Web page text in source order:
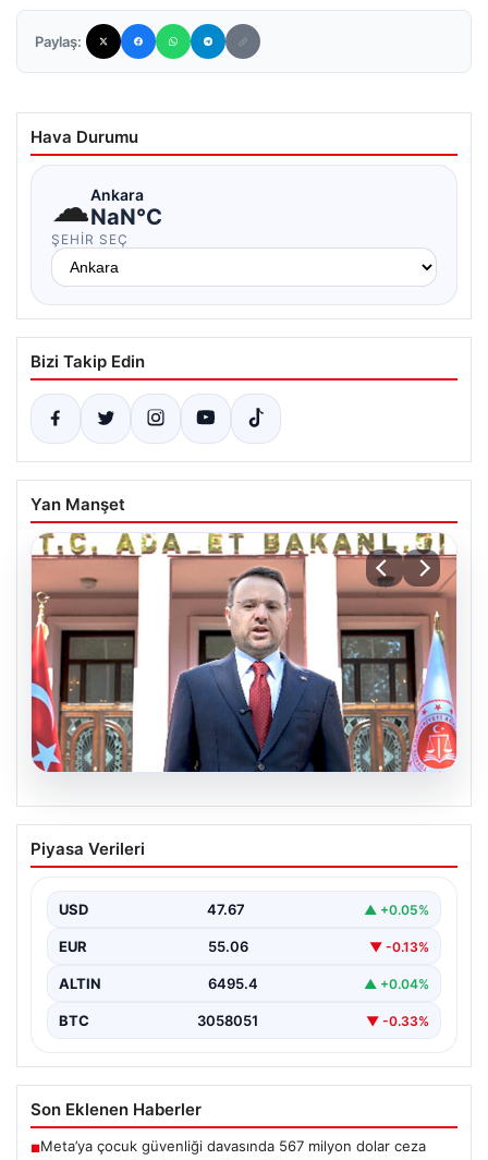
Paylaş:
Hava Durumu
☁Ankara
NaN°C
ŞEHIR SEÇ
Bizi Takip Edin
Yan Manşet
06.08.2026
Bakan Gürlek’ten Çerçeve Yasa
Açıklaması: “Tüm İşlemler Hukuk
Yürütülecek”
Adalet Bakanı Akın Gürlek, terörle mücadelede yeni bir
dönemi başlatacak çerçeve yasanın Meclis'te kabul…
Piyasa Verileri
USD 47.67 ▲ +0.05%
EUR 55.06 ▼ -0.13%
ALTIN 6495.4 ▲ +0.04%
BTC 3058051 ▼ -0.33%
Son Eklenen Haberler
■Meta’ya çocuk güvenliği davasında 567 milyon dolar ceza